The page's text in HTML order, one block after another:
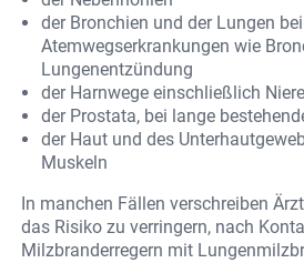
der Bronchien und der Lungen
Atemwegserkrankungen wie
Lungenentzündung
der Harnwege einschließlich
der Prostata, bei lange
der Haut und des
Muskeln
In manchen Fällen verschreiben
das Risiko zu verringern, nach
Milzbranderregern mit